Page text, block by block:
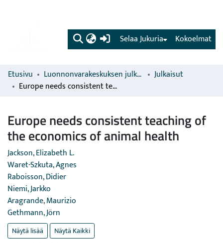
(current) Kokoelmat
Selaa Jukuria
Etusivu Luonnonvarakeskuksen julkaisut
Julkaisut
Europe needs consistent teaching of the economics of animal health
Europe needs consistent teaching of
the economics of animal health
Jackson, Elizabeth L.
Waret-Szkuta, Agnes
Raboisson, Didier
Niemi, Jarkko
Aragrande, Maurizio
Gethmann, Jörn
Näytä lisää Näytä Kaikki